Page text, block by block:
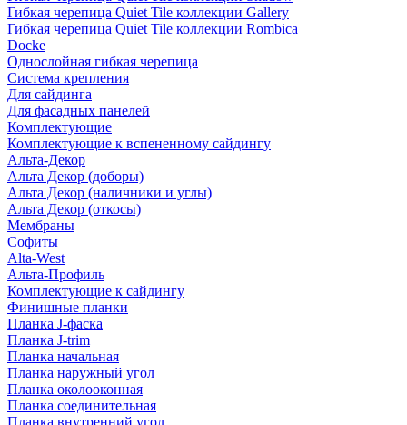
Гибкая черепица Quiet Tile коллекции Gallery
Гибкая черепица Quiet Tile коллекции Rombica
Docke
Однослойная гибкая черепица
Система крепления
Для сайдинга
Для фасадных панелей
Комплектующие
Комплектующие к вспененному сайдингу
Альта-Декор
Альта Декор (доборы)
Альта Декор (наличники и углы)
Альта Декор (откосы)
Мембраны
Софиты
Alta-West
Альта-Профиль
Комплектующие к сайдингу
Финишные планки
Планка J-фаска
Планка J-trim
Планка начальная
Планка наружный угол
Планка околооконная
Планка соединительная
Планка внутренний угол